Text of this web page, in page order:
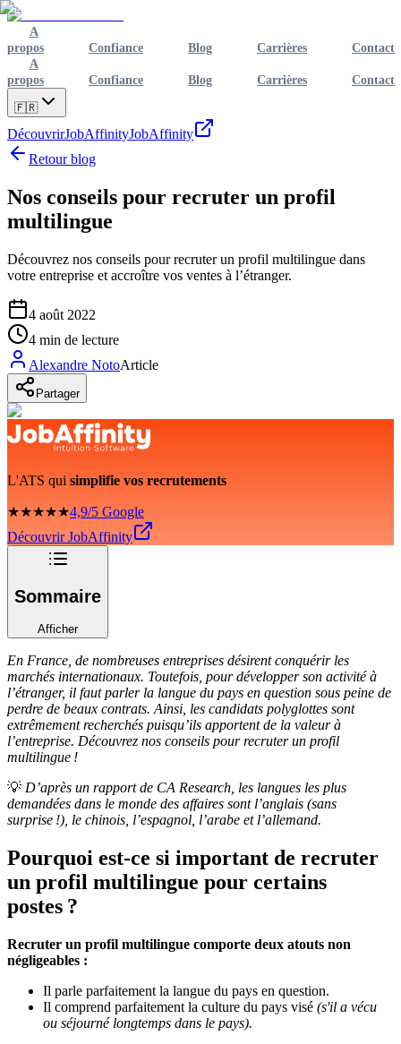
A
propos
Confiance Blog Carrières
Contact
A
propos
Confiance Blog Carrières Contact
🇫🇷
DécouvrirJobAffinityJobAffinity
Retour blog
Nos conseils pour recruter un profil
multilingue
Découvrez nos conseils pour recruter un profil multilingue dans
votre entreprise et accroître vos ventes à l’étranger.
4 août 2022
4 min de lecture
Alexandre NotoArticle
Partager
L'ATS qui simplifie vos recrutements
★★★★★4,9/5 Google
Découvrir JobAffinity
Sommaire
Afficher
En France, de nombreuses entreprises désirent conquérir les
marchés internationaux. Toutefois, pour développer son activité à
l’étranger, il faut parler la langue du pays en question sous peine de
perdre de beaux contrats. Ainsi, les candidats polyglottes sont
extrêmement recherchés puisqu’ils apportent de la valeur à
l’entreprise. Découvrez nos conseils pour recruter un profil
multilingue !
💡 D’après un rapport de CA Research, les langues les plus
demandées dans le monde des affaires sont l’anglais (sans
surprise !), le chinois, l’espagnol, l’arabe et l’allemand.
Pourquoi est-ce si important de recruter
un profil multilingue pour certains
postes ?
Recruter un profil multilingue comporte deux atouts non
négligeables :
Il parle parfaitement la langue du pays en question.
Il comprend parfaitement la culture du pays visé (s'il a vécu
ou séjourné longtemps dans le pays).